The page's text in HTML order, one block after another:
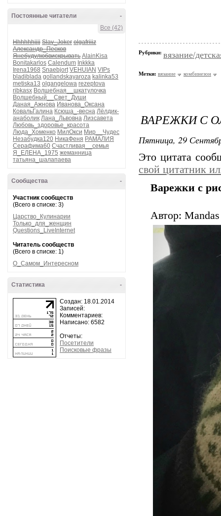
-
Постоянные читатели
Все (42)
Hhhhhhjjjj Slav_Joker olgafriiiz
Александр_Песков
Янебудулюбвискрывать AlainKisa
Bonitakarlos Calendum Inkkka
Irena1968 Snaebjort VEHUIAN VIPs
bladiblada gollandskayaroza kalinka53
metiska13 olgangelowa rezeptova
ribkasx Волшебная__шкатулочка
Волшебный__Свет_Души
Даная_Ажнова Иванова_Оксана
КовальГалина Ксюша_-весна Лёлдик-
анаболик Лана_Львовна Лизсавета
Любовь_здоровье_красота
Люда_Хоменко МилОкси Мир__Чудес
Незабудка120 НикаФеня РАМАЛИЯ
Серафима60 Счастливая__семья
Я_ЕЛЕНА_1975 жеманница
татьяна_шалапаева
-
Сообщества
Участник сообществ
(Всего в списке: 3)
Царство_Кулинарии
Только_для_женщин
Questions_LiveInternet
Читатель сообществ
(Всего в списке: 1)
О_Самом_Интересном
-
Статистика
Создан: 18.01.2014
Записей:
Комментариев:
Написано: 6582
Отчеты:
Посетители
Поисковые фразы
Рубрики: вязание/
Метки: вязание комбинезон
ВАРЕЖКИ С
Пятница, 29
Это цитата
свой цитатник
Варежки с
Автор: